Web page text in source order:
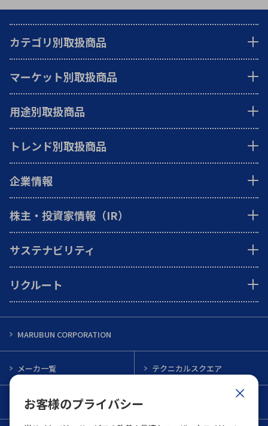
お客様のプライバシー
カテゴリ別取扱商品
マーケット別取扱商品
用途別取扱商品
トレンド別取扱商品
企業情報
株主・投資家情報（IR）
サステナビリティ
リクルート
MARUBUN CORPORATION
メーカ一覧 テクニカルスクエア
インフォメーション